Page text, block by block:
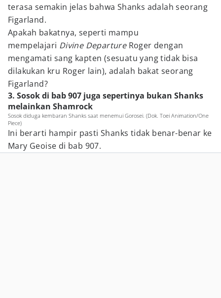
terasa semakin jelas bahwa Shanks adalah seorang
Figarland.
Apakah bakatnya, seperti mampu
mempelajari Divine Departure Roger dengan
mengamati sang kapten (sesuatu yang tidak bisa
dilakukan kru Roger lain), adalah bakat seorang
Figarland?
3. Sosok di bab 907 juga sepertinya bukan Shanks
melainkan Shamrock
Sosok diduga kembaran Shanks saat menemui Gorosei. (Dok. Toei Animation/One
Piece)
Ini berarti hampir pasti Shanks tidak benar-benar ke
Mary Geoise di bab 907.